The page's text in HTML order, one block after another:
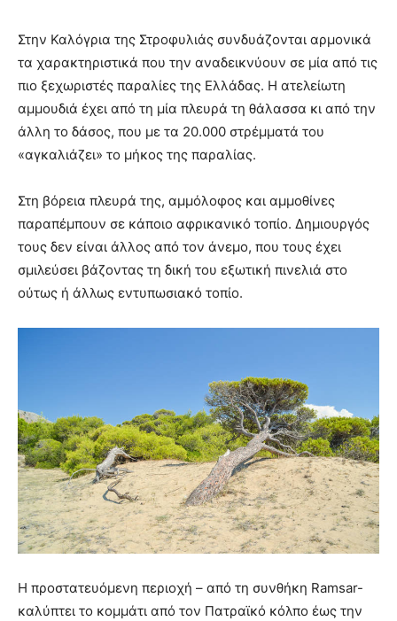
Στην Καλόγρια της Στροφυλιάς συνδυάζονται αρμονικά
τα χαρακτηριστικά που την αναδεικνύουν σε μία από τις
πιο ξεχωριστές παραλίες της Ελλάδας. Η ατελείωτη
αμμουδιά έχει από τη μία πλευρά τη θάλασσα κι από την
άλλη το δάσος, που με τα 20.000 στρέμματά του
«αγκαλιάζει» το μήκος της παραλίας.
Στη βόρεια πλευρά της, αμμόλοφος και αμμοθίνες
παραπέμπουν σε κάποιο αφρικανικό τοπίο. Δημιουργός
τους δεν είναι άλλος από τον άνεμο, που τους έχει
σμιλεύσει βάζοντας τη δική του εξωτική πινελιά στο
ούτως ή άλλως εντυπωσιακό τοπίο.
Η προστατευόμενη περιοχή – από τη συνθήκη Ramsar-
καλύπτει το κομμάτι από τον Πατραϊκό κόλπο έως την